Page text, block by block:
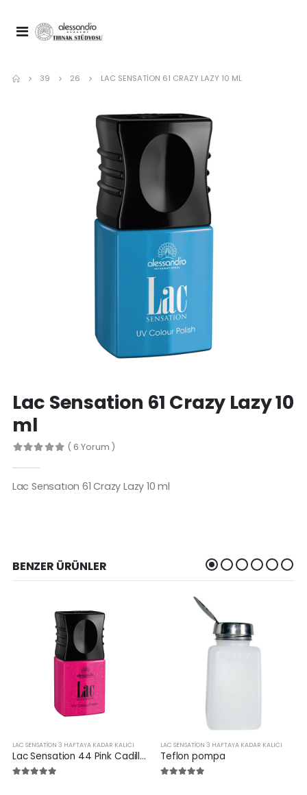
39 26 LAC SENSATION 61 CRAZY LAZY 10 ML
Spa Manicure Nourishing Base C
Lac Sensation 61 Crazy Lazy 10
ml
( 6 Yorum )
Lac Sensatıon 61 Crazy Lazy 10 ml
BENZER ÜRÜNLER
LAC SENSATION 3 HAFTAYA KADAR KALICI
Lac Sensation 44 Pink Cadillac 10 ml
LAC SENSATION 3 HAFTAYA KADAR KALICI
Teflon pompa